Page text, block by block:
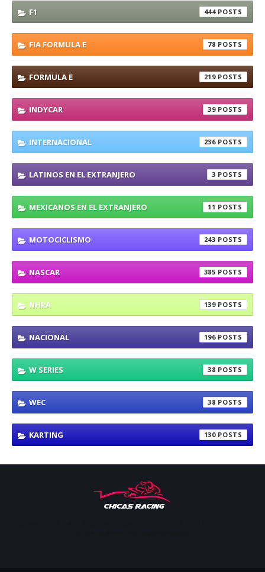
F1 444
FIA FORMULA E 78
FORMULA E 219
INDYCAR 39
INTERNACIONAL 236
LATINOS EN EL EXTRANJERO 3
MEXICANOS EN EL EXTRANJERO 11
MOTOCICLISMO 243
NASCAR 385
NHRA 139
NACIONAL 196
W SERIES 38
WEC 38
KARTING 130